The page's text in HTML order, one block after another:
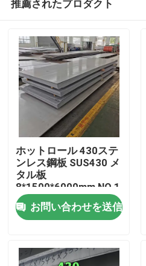
家へ
推薦されたプロダクト
ホットロール 430ステ
ンレス鋼板 SUS430 メ
タル板
8*1500*6000mm NO.1
表面
お問い合わせを送信